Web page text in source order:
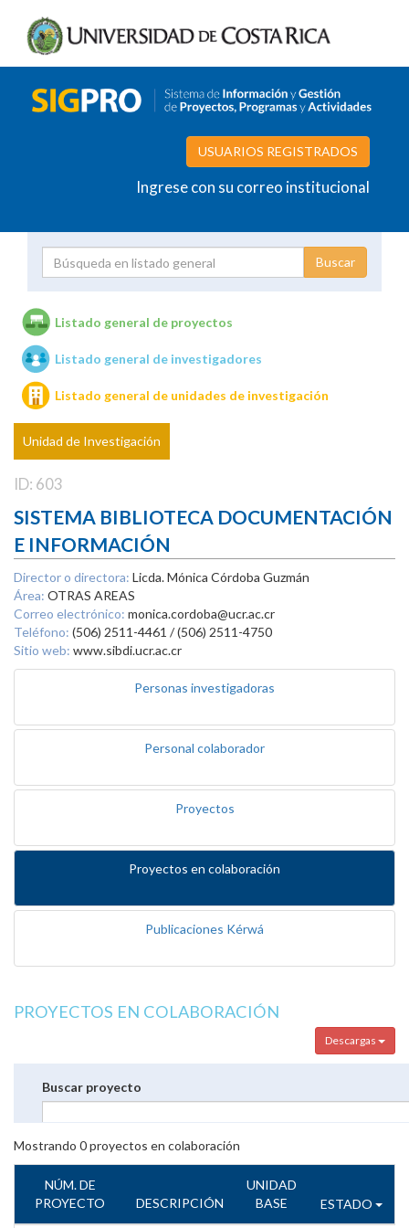
USUARIOS REGISTRADOS
Ingrese con su correo institucional
Unidades de investigación
Listado general de proyectos
Listado general de investigadores
Listado general de unidades de investigación
Unidad de Investigación
ID: 603
SISTEMA BIBLIOTECA DOCUMENTACIÓN
E INFORMACIÓN
Director o directora: Licda. Mónica Córdoba Guzmán
Área: OTRAS AREAS
Correo electrónico: monica.cordoba@ucr.ac.cr
Teléfono: (506) 2511-4461 / (506) 2511-4750
Sitio web: www.sibdi.ucr.ac.cr
Personas investigadoras
Personal colaborador
Proyectos
Proyectos en colaboración
Publicaciones Kérwá
PROYECTOS EN COLABORACIÓN
Descargas
Buscar proyecto
Mostrando 0proyectos en colaboración
NÚM. DE
PROYECTO
DESCRIPCIÓN
UNIDAD
BASE
ESTADO